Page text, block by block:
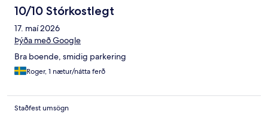
10/10 Stórkostlegt
17. maí 2026
Þýða með Google
Bra boende, smidig parkering
Roger, 1 nætur/nátta ferð
Staðfest umsögn